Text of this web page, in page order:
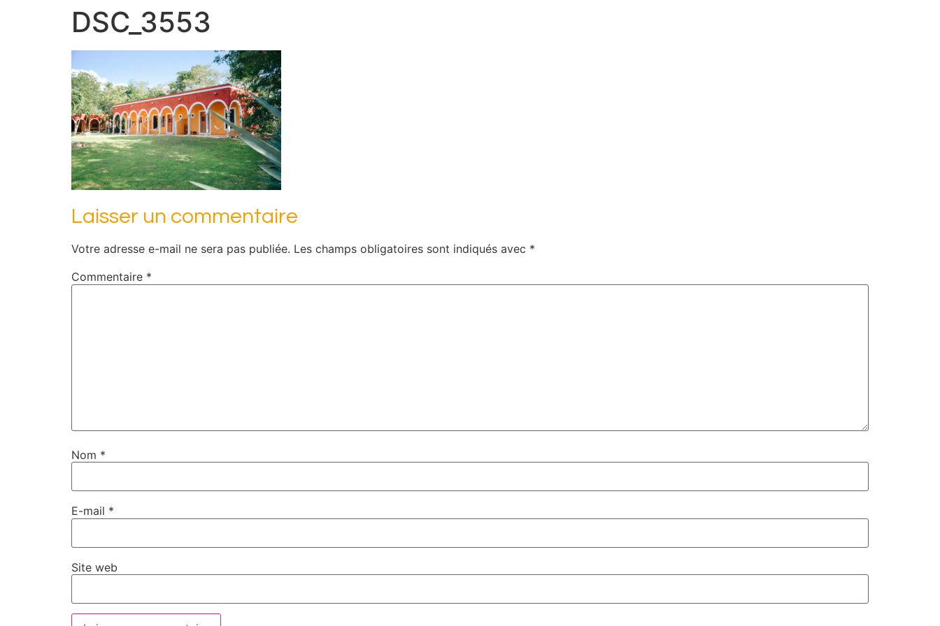
DSC_3553
Laisser un commentaire
Votre adresse e-mail ne sera pas publiée. Les champs obligatoires sont indiqués avec *
Commentaire *
Nom *
E-mail *
Site web